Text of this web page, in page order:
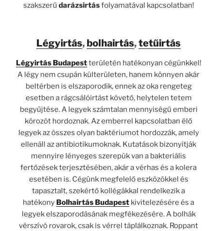
szakszerű darázsirtásfolyamatával kapcsolatban!
Légyirtás, bolhairtás,tetűirtás
Légyirtás Budapestterületén hatékonyan cégünkkel!
A légy nem csupán külterületen, hanem könnyen akár
beltérben is elszaporodik, ennek az oka rengeteg
esetben a rágcsálóirtást követő, helytelen tetem
begyűjtése. A legyek számtalan mennyiségű emberi
kórozót hordoznak. Az emberrel kapcsolatban élő
legyek az összes olyan baktériumot hordozzák, amely
ellenáll az antibiotikumoknak. Kutatások bizonyítják
mennyire lényeges szerepük van a bakteriális
fertőzések terjesztésében, akár a vérhas és a kolera
esetében is. Cégünk megfelelő eszközökkel és
tapasztalt, szekértő kollégákkal rendelkezik a
hatékony Bolhairtás Budapest kivitelezésére és a
legyek elszaporodásának megfékezésére. A bolhák
vérszívó rovarok, csak is vérrel táplálkoznak. Roppant